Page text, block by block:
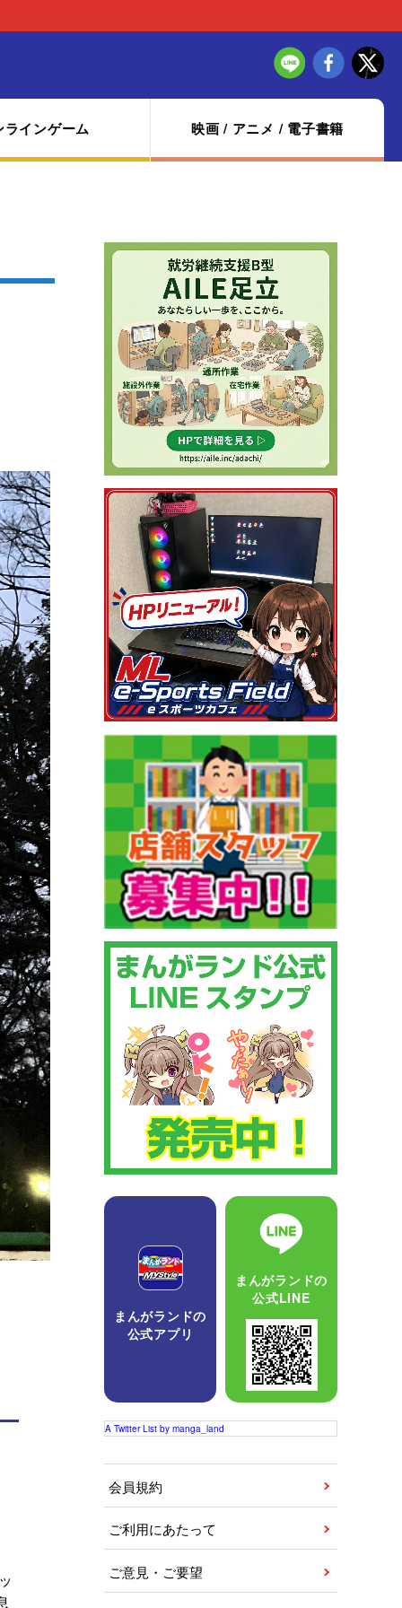
ラインゲーム 映画 / アニメ / 電子書籍
まんがランドの
公式アプリ
まんがランドの
公式LINE
A Twitter List by manga_land
会員規約
ご利用にあたって
ご意見・ご要望